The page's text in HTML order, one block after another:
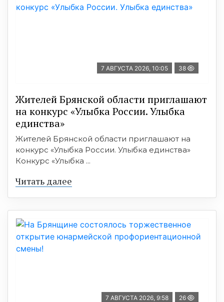
7 АВГУСТА 2026, 10:05 38
Жителей Брянской области приглашают
на конкурс «Улыбка России. Улыбка
единства»
Жителей Брянской области приглашают на
конкурс «Улыбка России. Улыбка единства»
Конкурс «Улыбка ...
Читать далее
7 АВГУСТА 2026, 9:58 26